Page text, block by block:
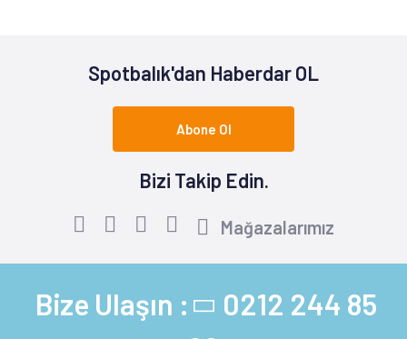
Spotbalık'dan Haberdar OL
Abone Ol
Bizi Takip Edin.
Mağazalarımız
Bize Ulaşın : 0212 244 85